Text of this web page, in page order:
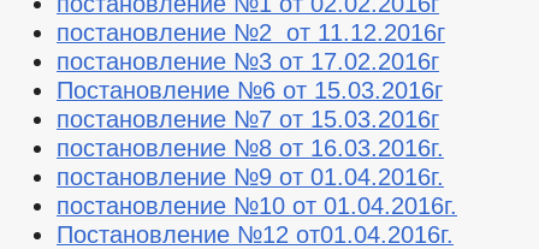
постановление №2 от 11.12.2016г
постановление №3 от 17.02.2016г
Постановление №6 от 15.03.2016г
постановление №7 от 15.03.2016г
постановление №8 от 16.03.2016г.
постановление №9 от 01.04.2016г.
постановление №10 от 01.04.2016г.
Постановление №12 от01.04.2016г.